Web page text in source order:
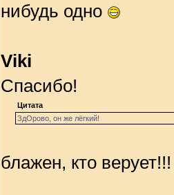
нибудь одно
Viki
Спасибо!
Цитата
ЗдОрово, он же лёгкий!
блажен, кто